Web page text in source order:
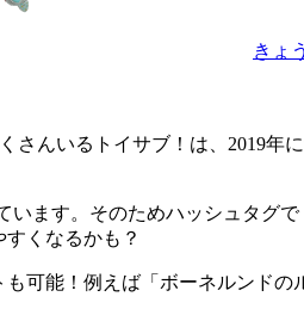
きょ
さんいるトイサブ！は、 2019年
います。そのためハッシュタグで
くなるかも？
可能！例えば「ボーネルンド